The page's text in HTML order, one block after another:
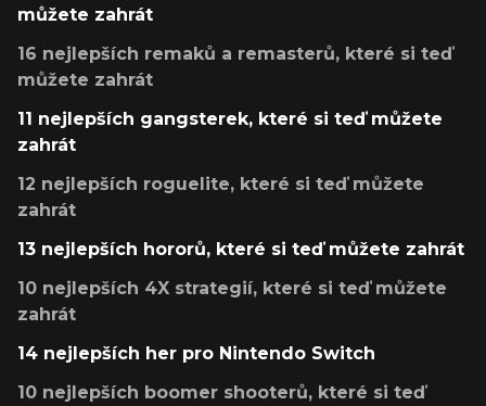
můžete zahrát
16 nejlepších remaků a remasterů, které si teď
můžete zahrát
11 nejlepších gangsterek, které si teď můžete
zahrát
12 nejlepších roguelite, které si teď můžete
zahrát
13 nejlepších hororů, které si teď můžete zahrát
10 nejlepších 4X strategií, které si teď můžete
zahrát
14 nejlepších her pro Nintendo Switch
10 nejlepších boomer shooterů, které si teď